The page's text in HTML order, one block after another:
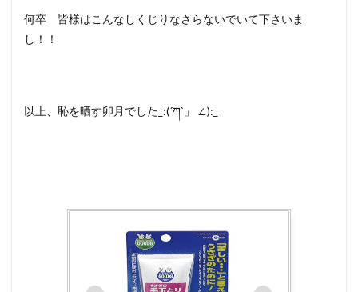
何卒 皆様はこんなしくじりなさらないでいて下さいま
し！！
以上、恥を晒す卯月でした_:(´ཀ`」 ∠):_